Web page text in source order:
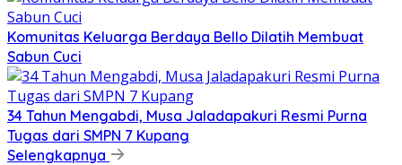
Komunitas Keluarga Berdaya Bello Dilatih Membuat
Sabun Cuci
34 Tahun Mengabdi, Musa Jaladapakuri Resmi Purna
Tugas dari SMPN 7 Kupang
Selengkapnya